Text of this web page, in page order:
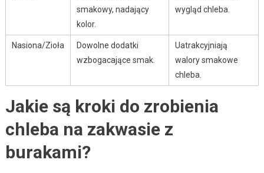
smakowy, nadający
kolor.
wygląd chleba.
Nasiona/Zioła
Dowolne dodatki
wzbogacające smak.
Uatrakcyjniają
walory smakowe
chleba.
Jakie są kroki do zrobienia
chleba na zakwasie z
burakami?